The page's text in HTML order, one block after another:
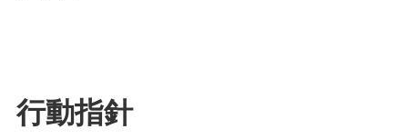
行動指針